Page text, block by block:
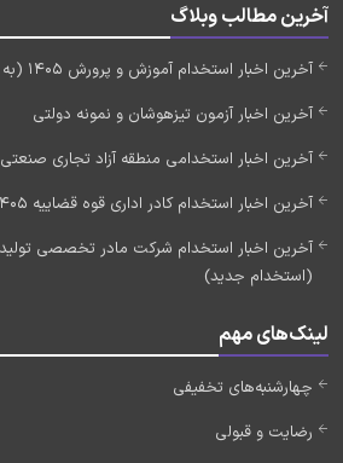
آخرین مطالب وبلاگ
آخرین اخبار استخدام آموزش و پرورش 1405 (به زودی)
آخرین اخبار آزمون تیزهوشان و نمونه دولتی
آخرین اخبار استخدامی منطقه آزاد تجاری صنعتی 1405
آخرین اخبار استخدام کادر اداری قوه قضاییه 1405 (به زودی)
(استخدام جدید)
لینک‌های مهم
چهارشنبه‌های تخفیفی
رضایت و قبولی